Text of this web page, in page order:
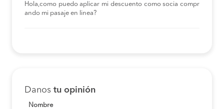
Hola,como puedo aplicar mi descuento como socia compr
ando mi pasaje en linea?
Danos tu opinión
Nombre